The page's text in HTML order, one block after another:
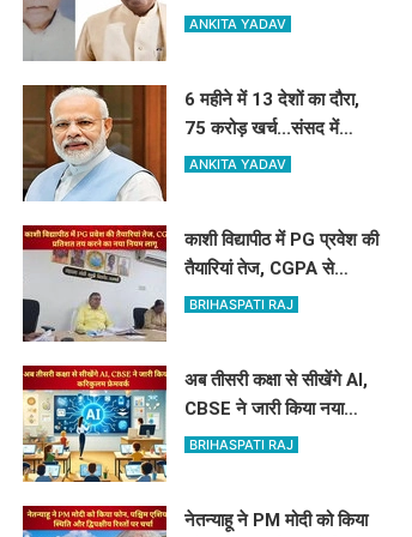
पाण्डेय और डॉ. श्रीप्रकाश
ANKITA YADAV
6 महीने में 13 देशों का दौरा,
75 करोड़ खर्च...संसद में
सरकार ने पेश किए PM मोदी
ANKITA YADAV
काशी विद्यापीठ में PG प्रवेश की
तैयारियां तेज, CGPA से
प्रतिशत तय करने का नया
BRIHASPATI RAJ
अब तीसरी कक्षा से सीखेंगे AI,
CBSE ने जारी किया नया
करिकुलम फ्रेमवर्क
BRIHASPATI RAJ
नेतन्याहू ने PM मोदी को किया